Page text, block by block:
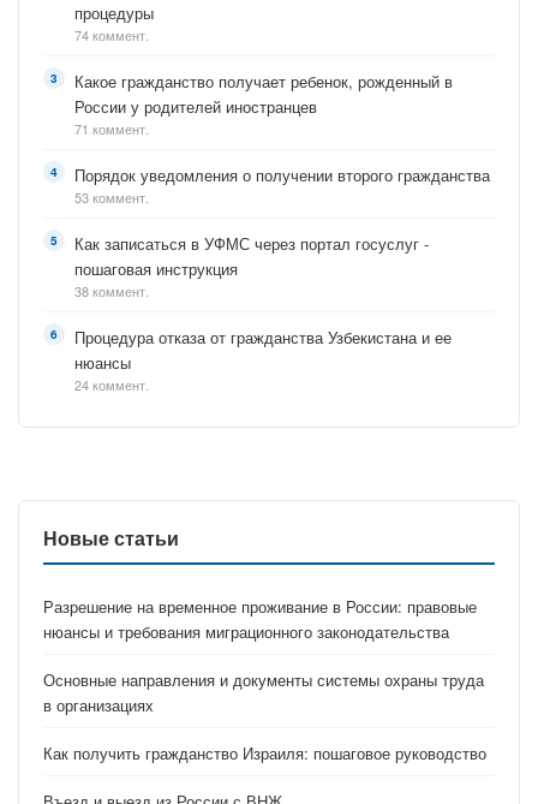
процедуры
74 коммент.
Какое гражданство получает ребенок, рожденный в
России у родителей иностранцев
71 коммент.
Порядок уведомления о получении второго гражданства
53 коммент.
Как записаться в УФМС через портал госуслуг -
пошаговая инструкция
38 коммент.
Процедура отказа от гражданства Узбекистана и ее
нюансы
24 коммент.
Новые статьи
Разрешение на временное проживание в России: правовые
нюансы и требования миграционного законодательства
Основные направления и документы системы охраны труда
в организациях
Как получить гражданство Израиля: пошаговое руководство